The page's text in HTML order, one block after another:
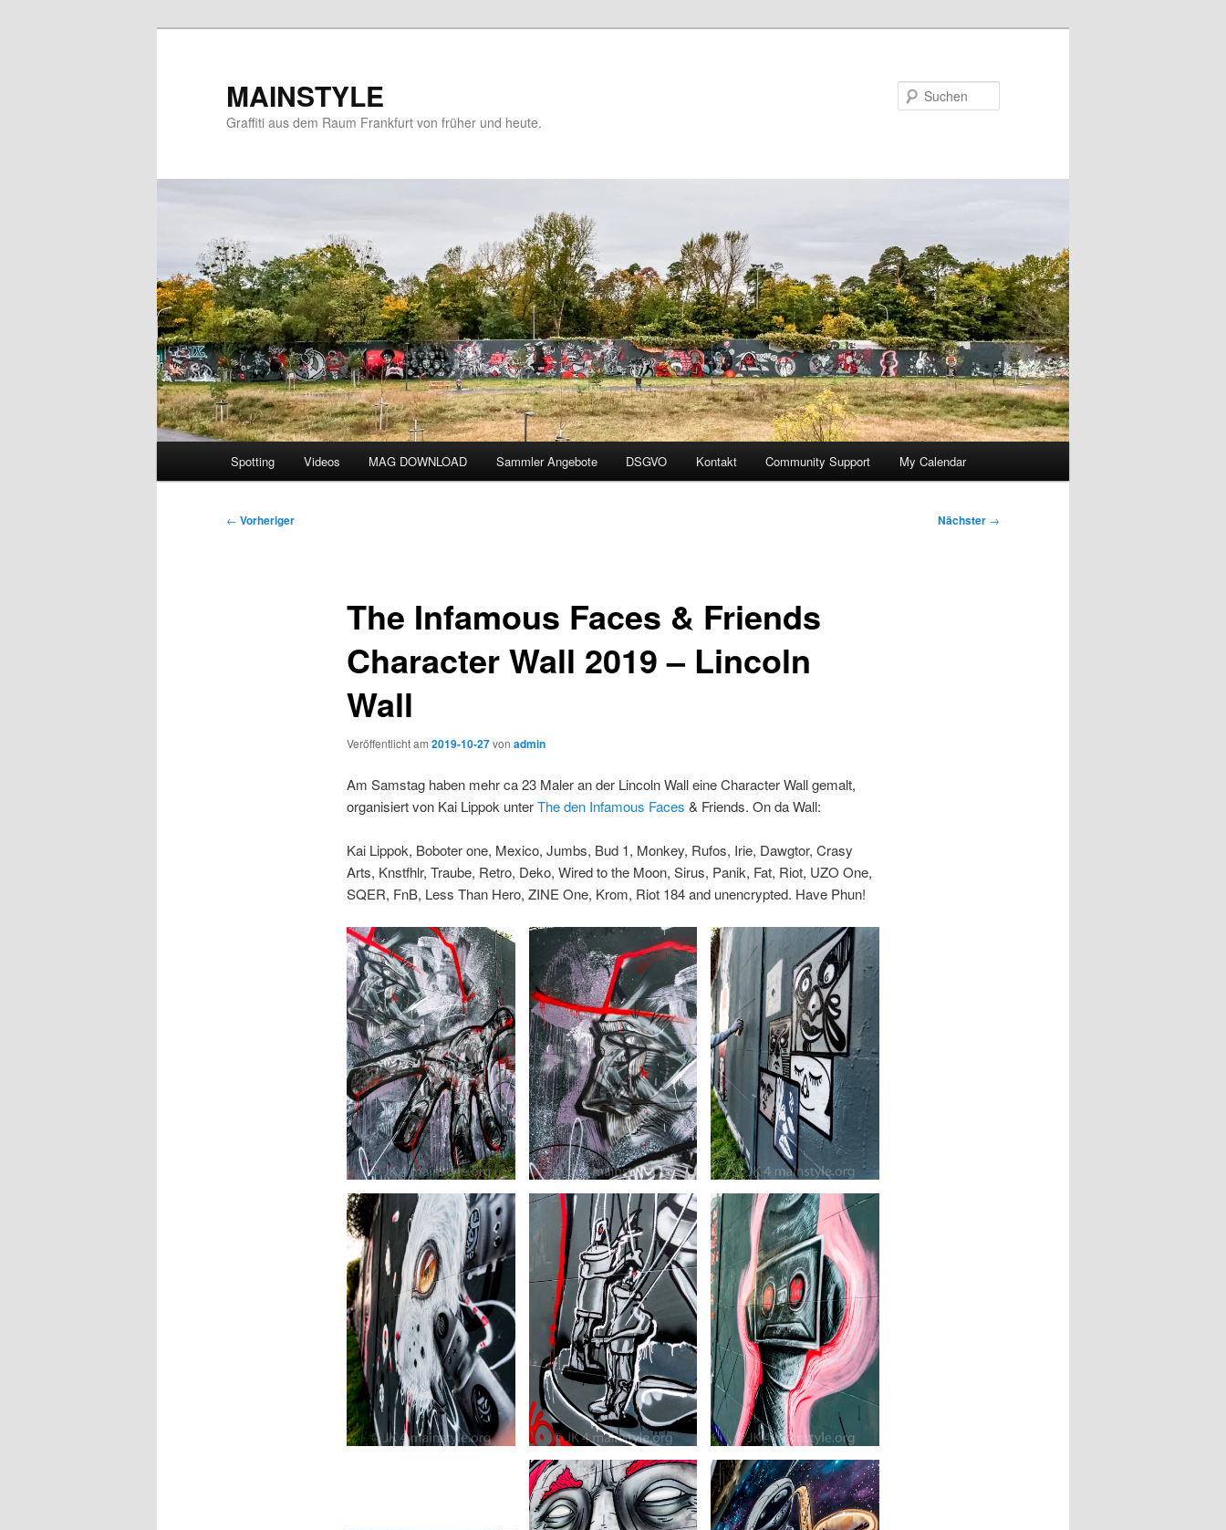
MAINSTYLE
Graffiti aus dem Raum Frankfurt von früher und heute.
Spotting Videos MAG DOWNLOAD Sammler Angebote DSGVO Kontakt Community Support My Calendar
Beitragsnavigation
← Vorheriger Nächster →
The Infamous Faces & Friends
Character Wall 2019 – Lincoln
Wall
Veröffentlicht am 2019-10-27von admin
Am Samstag haben mehr ca 23 Maler an der Lincoln Wall eine Character Wall gemalt,
organisiert von Kai Lippok unterThe den Infamous Faces & Friends. On da Wall:
Kai Lippok, Boboter one, Mexico, Jumbs, Bud 1, Monkey, Rufos, Irie, Dawgtor, Crasy
Arts, Knstfhlr, Traube, Retro, Deko, Wired to the Moon, Sirus, Panik, Fat, Riot, UZO One,
SQER, FnB, Less Than Hero, ZINE One, Krom, Riot 184 and unencrypted. Have Phun!